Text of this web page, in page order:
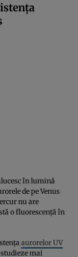
în lumină
de pe Venus
nu are
o fluorescență în
aurorelor UV
mai